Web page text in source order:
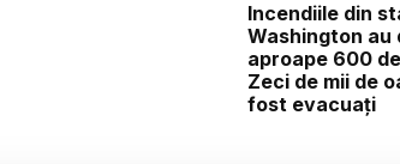
Incendiile din
Washington au
aproape 600
Zeci de mii de
fost evacuați